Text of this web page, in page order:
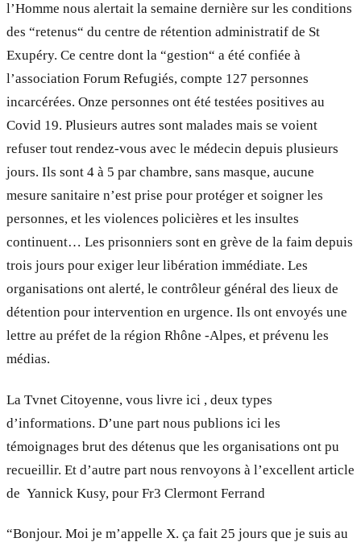
l’Homme nous alertait la semaine dernière sur les conditions
des “retenus“ du centre de rétention administratif de St
Exupéry. Ce centre dont la “gestion“ a été confiée à
l’association Forum Refugiés, compte 127 personnes
incarcérées. Onze personnes ont été testées positives au
Covid 19. Plusieurs autres sont malades mais se voient
refuser tout rendez-vous avec le médecin depuis plusieurs
jours. Ils sont 4 à 5 par chambre, sans masque, aucune
mesure sanitaire n’est prise pour protéger et soigner les
personnes, et les violences policières et les insultes
continuent… Les prisonniers sont en grève de la faim depuis
trois jours pour exiger leur libération immédiate. Les
organisations ont alerté, le contrôleur général des lieux de
détention pour intervention en urgence. Ils ont envoyés une
lettre au préfet de la région Rhône -Alpes, et prévenu les
médias.
La Tvnet Citoyenne, vous livre ici , deux types
d’informations. D’une part nous publions ici les
témoignages brut des détenus que les organisations ont pu
recueillir. Et d’autre part nous renvoyons à l’excellent article
de Yannick Kusy, pour Fr3 Clermont Ferrand
“Bonjour. Moi je m’appelle X. ça fait 25 jours que je suis au